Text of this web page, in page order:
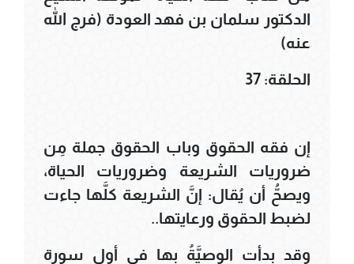
الدكتور سلمان بن فهد العودة (فرج الله
عنه)
الحلقة: 37
إن فقه الحقوق وباب الحقوق جملة مِن
ضروريات الشريعة وضروريات الحياة،
ويصحُّ أن يُقال: إنَّ الشريعة كلَّها جاءت
لضبط الحقوق ورعايتها..
وقد بدأت الوصيَّةُ بها في أول سورة